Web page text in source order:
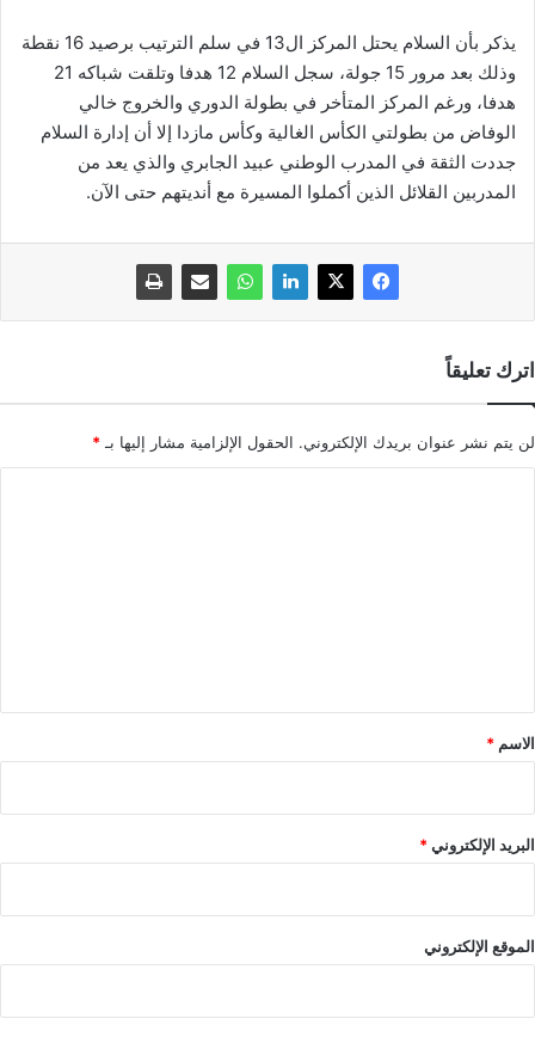
يذكر بأن السلام يحتل المركز ال13 في سلم الترتيب برصيد 16 نقطة
وذلك بعد مرور 15 جولة، سجل السلام 12 هدفا وتلقت شباكه 21
هدفا، ورغم المركز المتأخر في بطولة الدوري والخروج خالي
الوفاض من بطولتي الكأس الغالية وكأس مازدا إلا أن إدارة السلام
جددت الثقة في المدرب الوطني عبيد الجابري والذي يعد من
المدربين القلائل الذين أكملوا المسيرة مع أنديتهم حتى الآن.
اترك تعليقاً
لن يتم نشر عنوان بريدك الإلكتروني. الحقول الإلزامية مشار إليها بـ *
*
الاسم *
البريد الإلكتروني*
الموقع الإلكتروني